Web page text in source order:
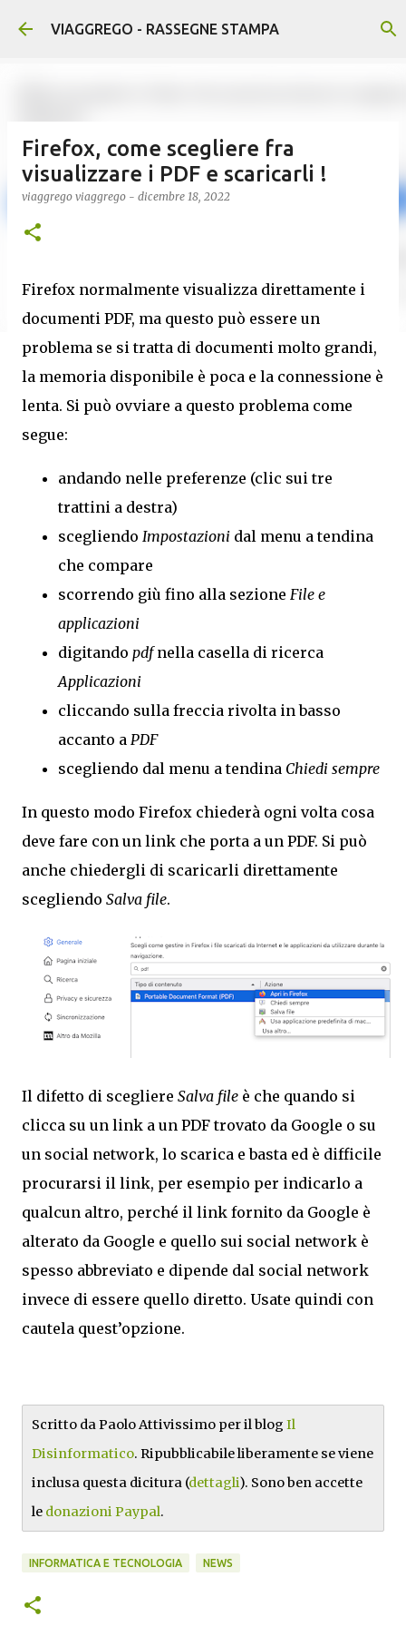
Passa ai contenuti principali
VIAGGREGO - RASSEGNE STAMPA
Firefox, come scegliere fra
visualizzare i PDF e scaricarli !
viaggrego viaggrego - dicembre 18, 2022
Firefox normalmente visualizza direttamente i
documenti PDF, ma questo può essere un
problema se si tratta di documenti molto grandi,
la memoria disponibile è poca e la connessione è
lenta. Si può ovviare a questo problema come
segue:
andando nelle preferenze (clic sui tre
trattini a destra)
scegliendo Impostazioni dal menu a tendina
che compare
scorrendo giù fino alla sezione File e
applicazioni
digitando pdfnella casella di ricerca
Applicazioni
cliccando sulla freccia rivolta in basso
accanto a PDF
scegliendo dal menu a tendina Chiedi sempre
In questo modo Firefox chiederà ogni volta cosa
deve fare con un link che porta a un PDF. Si può
anche chiedergli di scaricarli direttamente
scegliendo Salva file.
Il difetto di scegliere Salva file è che quando si
clicca su un link a un PDF trovato da Google o su
un social network, lo scarica e basta ed è difficile
procurarsi il link, per esempio per indicarlo a
qualcun altro, perché il link fornito da Google è
alterato da Google e quello sui social network è
spesso abbreviato e dipende dal social network
invece di essere quello diretto. Usate quindi con
cautela quest’opzione.
Scritto da Paolo Attivissimo per il blog Il
Disinformatico. Ripubblicabile liberamente se viene
inclusa questa dicitura (dettagli). Sono ben accette
le donazioni Paypal.
INFORMATICA E TECNOLOGIA NEWS